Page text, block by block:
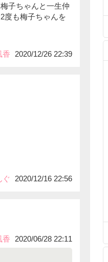
子ちゃんと一生仲
度も梅子ちゃんを
香
2020/12/26 22:39
ぐ
2020/12/16 22:56
香
2020/06/28 22:11